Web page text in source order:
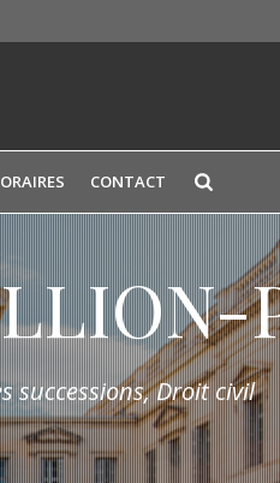
CONTACT
successions, Droit civil